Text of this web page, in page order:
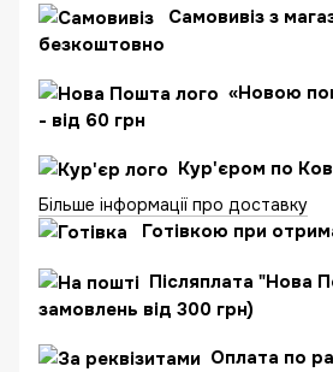
Самовивіз з
безкоштовно
«Новою
- від 60 грн
Кур'єром по
Більше інформації про доставку
Готівкою при
Післяплата "Нова
замовлень від 300 грн)
Оплата по